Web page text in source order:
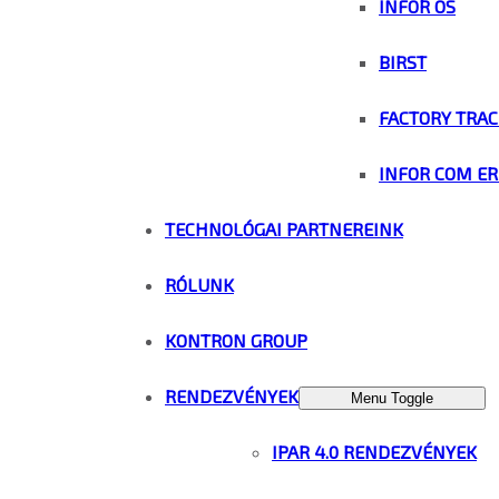
INFOR OS
BIRST
FACTORY
INFOR COM
TECHNOLÓGAI PARTNEREINK
RÓLUNK
KONTRON GROUP
RENDEZVÉNYEK Menu Toggle
IPAR 4.0 RENDEZVÉNYEK